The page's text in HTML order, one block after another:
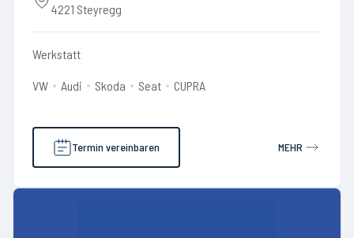
4221 Steyregg
Werkstatt
VW Audi Skoda Seat CUPRA
Termin vereinbaren MEHR